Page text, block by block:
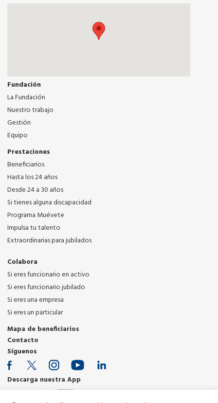
Fundación
La Fundación
Nuestro trabajo
Gestión
Equipo
Prestaciones
Beneficiarios
Hasta los 24 años
Desde 24 a 30 años
Si tienes alguna discapacidad
Programa Muévete
Impulsa tu talento
Extraordinarias para jubilados
Colabora
Si eres funcionario en activo
Si eres funcionario jubilado
Si eres una empresa
Si eres un particular
Mapa de beneficiarios
Contacto
Síguenos
Descarga nuestra App